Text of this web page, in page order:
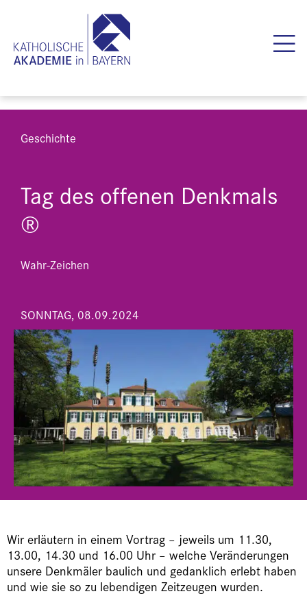
Geschichte
Tag des offenen Denkmals
®
Wahr-Zeichen
SONNTAG, 08.09.2024
Wir erläutern in einem Vortrag – jeweils um 11.30,
13.00, 14.30 und 16.00 Uhr – welche Veränderungen
unsere Denkmäler baulich und gedanklich erlebt haben
und wie sie so zu lebendigen Zeitzeugen wurden.